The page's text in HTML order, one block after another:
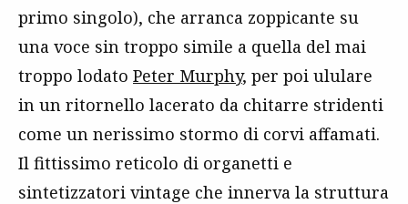
primo singolo), che arranca zoppicante su
una voce sin troppo simile a quella del mai
troppo lodato Peter Murphy, per poi ululare
in un ritornello lacerato da chitarre stridenti
come un nerissimo stormo di corvi affamati.
Il fittissimo reticolo di organetti e
sintetizzatori vintage che innerva la struttura